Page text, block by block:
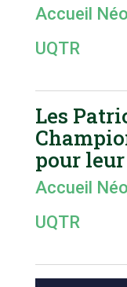
Accueil Néo
UQTR
Les
pour
Accueil Néo
UQTR